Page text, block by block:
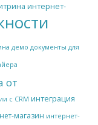
интернет-
демо документы для
от
с CRM интеграция
магазин интернет-